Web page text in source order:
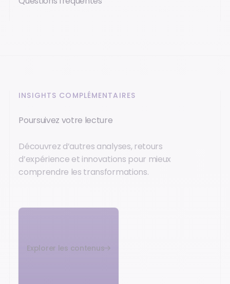
INSIGHTS COMPLÉMENTAIRES
Poursuivez votre lecture
Découvrez d’autres analyses, retours
d’expérience et innovations pour mieux
comprendre les transformations.
Explorer les contenus